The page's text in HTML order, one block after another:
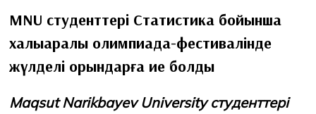
MNU-ге қош келдіңіз!
Академиялық өмір
Зерттеу және ғылым
MNU студенттері Статистика бойынша
халықаралық олимпиада-фестивалінде
жүлделі орындарға ие болды
Maqsut Narikbayev University студенттері